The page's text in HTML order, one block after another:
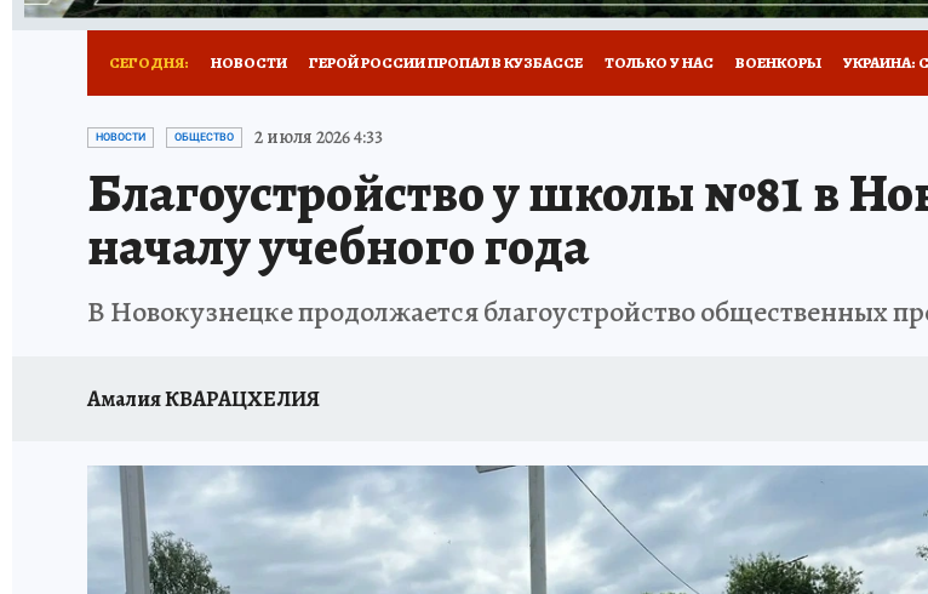
СЕГОДНЯ: НОВОСТИ ГЕРОЙ РОССИИ ПРОПАЛ В КУЗБАССЕ ТОЛЬКО У НАС ВОЕНКОРЫ УКРАИНА:
ЗАПОВЕДНАЯ РОССИЯ
НОВОСТИ ОБЩЕСТВО 2 июля 2026 4:33
Благоустройство у школы №81 в
началу учебного года
В Новокузнецке продолжается благоустройство общественных
Амалия КВАРАЦХЕЛИЯ